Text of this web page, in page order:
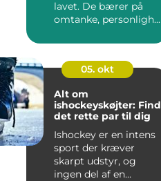
lavet. De bærer på
omtanke, personligh...
05. okt
Alt om
ishockeyskøjter: Find
det rette par til dig
Ishockey er en intens
sport der kræver
skarpt udstyr, og
ingen del af en